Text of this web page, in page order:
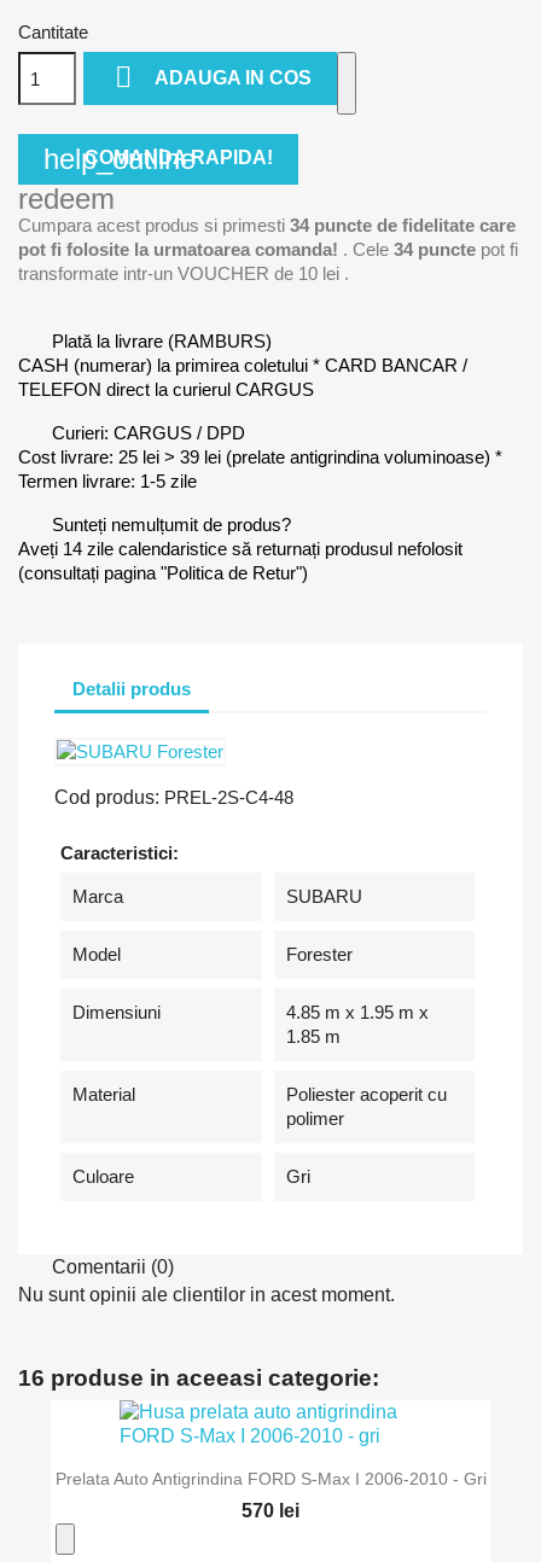
Cantitate
 ADAUGA IN COS
help_outline
COMANDA RAPIDA!
redeem
Cumpara acest produs si primesti 34puncte de fidelitate care
pot fi folosite la urmatoarea comanda! . Cele 34puncte pot fi
transformate intr-un VOUCHER de 10 lei .
Plată la livrare (RAMBURS)
CASH (numerar) la primirea coletului * CARD BANCAR /
TELEFON direct la curierul CARGUS
Curieri: CARGUS / DPD
Cost livrare: 25 lei > 39 lei (prelate antigrindina voluminoase) *
Termen livrare: 1-5 zile
Sunteți nemulțumit de produs?
Aveți 14 zile calendaristice să returnați produsul nefolosit
(consultați pagina "Politica de Retur")
Detalii produs
Cod produs: PREL-2S-C4-48
Caracteristici:
Marca SUBARU
Model Forester
Dimensiuni
4.85 m x 1.95 m x
1.85 m
Material
Poliester acoperit cu
polimer
Culoare Gri
Comentarii (0)
Nu sunt opinii ale clientilor in acest moment.
16 produse in aceeasi categorie:
Prelata Auto Antigrindina FORD S-Max I 2006-2010 - Gri
570 lei